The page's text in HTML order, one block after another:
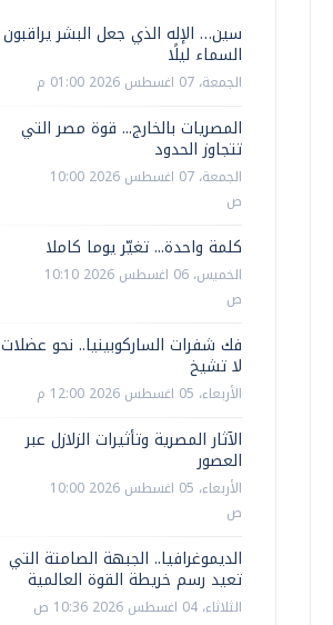
سين… الإله الذي جعل البشر يراقبون
السماء ليلًا
الجمعة، 07 اغسطس 2026 01:00 م
المصريات بالخارج... قوة مصر التي
تتجاوز الحدود
الجمعة، 07 اغسطس 2026 10:00
ص
كلمة واحدة... تغيّر يوما كاملا
الخميس، 06 اغسطس 2026 10:10
ص
فك شفرات الساركوبينيا.. نحو عضلات
لا تشيخ
الأربعاء، 05 اغسطس 2026 12:00 م
الآثار المصرية وتأثيرات الزلازل عبر
العصور
الأربعاء، 05 اغسطس 2026 10:00
ص
الديموغرافيا.. الجبهة الصامتة التي
تعيد رسم خريطة القوة العالمية
الثلاثاء، 04 اغسطس 2026 10:36 ص